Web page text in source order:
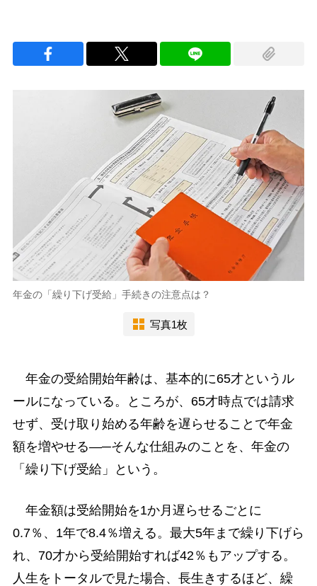
年金の「繰り下げ受給」手続きの注意点は？
写真1枚
年金の受給開始年齢は、基本的に65才というル
ールになっている。ところが、65才時点では請求
せず、受け取り始める年齢を遅らせることで年金
額を増やせる―─そんな仕組みのことを、年金の
「繰り下げ受給」という。
年金額は受給開始を1か月遅らせるごとに
0.7％、1年で8.4％増える。最大5年まで繰り下げら
れ、70才から受給開始すれば42％もアップする。
人生をトータルで見た場合、長生きするほど、繰